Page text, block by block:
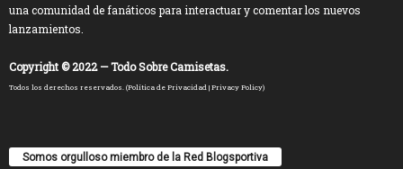
una comunidad de fanáticos para interactuar y comentar los nuevos
lanzamientos.
Copyright © 2022 — Todo Sobre Camisetas.
Todos los derechos reservados. (Política de Privacidad | Privacy Policy)
Somos orgulloso miembro de la Red Blogsportiva